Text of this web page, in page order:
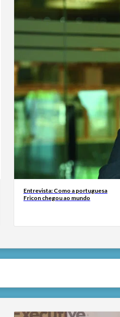
Entrevista: Como a portuguesa
Fricon chegou ao mundo